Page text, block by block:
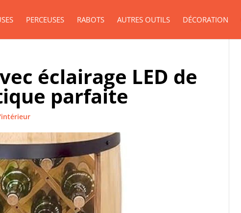
PERCEUSES RABOTS AUTRES OUTILS DÉCORATION
éclairage LED de
parfaite